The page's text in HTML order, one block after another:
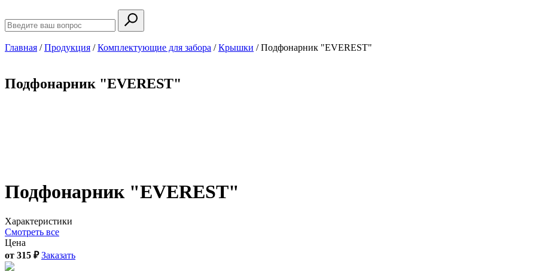
Главная / Продукция / Комплектующие для забора / Крышки / Подфонарник "EVEREST"
Подфонарник "EVEREST"
Подфонарник "EVEREST"
Характеристики
Смотреть все
Цена
от 315 ₽Заказать